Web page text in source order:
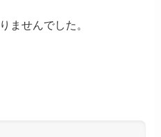
ませんでした。